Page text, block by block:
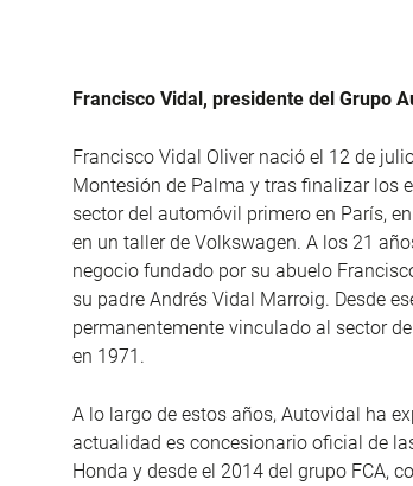
Francisco Vidal, presidente del Grupo
Francisco Vidal Oliver nació el 12 de
Montesión de Palma y tras finalizar los
sector del automóvil primero en París,
en un taller de Volkswagen. A los 21
negocio fundado por su abuelo
su padre Andrés Vidal Marroig. Desde
permanentemente vinculado al sector
en 1971.
A lo largo de estos años, Autovidal ha
actualidad es concesionario oficial de
Honda y desde el 2014 del grupo FCA,